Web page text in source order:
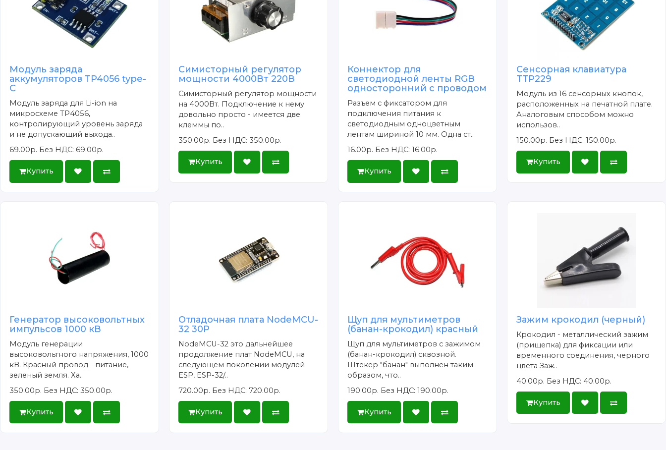
Модуль заряда
аккумуляторов TP4056 type-
C
Модуль заряда для Li-ion на
микросхеме TP4056,
контролирующий уровень заряда
и не допускающий выхода..
69.00р. Без НДС: 69.00р.
Купить
Симисторный регулятор
мощности 4000Вт 220В
Симисторный регулятор мощности
на 4000Вт. Подключение к нему
довольно просто - имеется две
клеммы по..
350.00р. Без НДС: 350.00р.
Купить
Коннектор для
светодиодной ленты RGB
односторонний с проводом
Разъем с фиксатором для
подключения питания к
светодиодным одноцветным
лентам шириной 10 мм. Одна ст..
16.00р. Без НДС: 16.00р.
Купить
Сенсорная клавиатура
TTP229
Модуль из 16 сенсорных кнопок,
расположенных на печатной плате.
Аналоговым способом можно
использов..
150.00р. Без НДС: 150.00р.
Купить
Генератор высоковольтных
импульсов 1000 кВ
Модуль генерации
высоковольтного напряжения, 1000
кВ. Красный провод - питание,
зеленый земля. Ха..
350.00р. Без НДС: 350.00р.
Купить
Отладочная плата NodeMCU-
32 30P
NodeMCU-32 это дальнейшее
продолжение плат NodeMCU, на
следующем поколении модулей
ESP, ESP-32/..
720.00р. Без НДС: 720.00р.
Купить
Щуп для мультиметров
(банан-крокодил) красный
Щуп для мультиметров с зажимом
(банан-крокодил) сквозной.
Штекер "банан" выполнен таким
образом, что..
190.00р. Без НДС: 190.00р.
Купить
Зажим крокодил (черный)
Крокодил - металлический зажим
(прищепка) для фиксации или
временного соединения, черного
цвета Заж..
40.00р. Без НДС: 40.00р.
Купить